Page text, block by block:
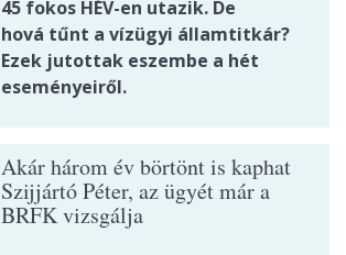
45 fokos HÉV-en utazik. De
hová tűnt a vízügyi államtitkár?
Ezek jutottak eszembe a hét
eseményeiről.
Akár három év börtönt is kaphat
Szijjártó Péter, az ügyét már a
BRFK vizsgálja